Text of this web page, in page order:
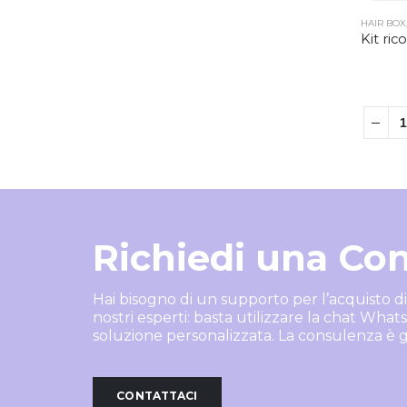
HAIR BOX,
Richiedi una
Hai bisogno di un supporto per l’acquisto
nostri esperti: basta utilizzare la chat
soluzione personalizzata. La consulenza è
CONTATTACI